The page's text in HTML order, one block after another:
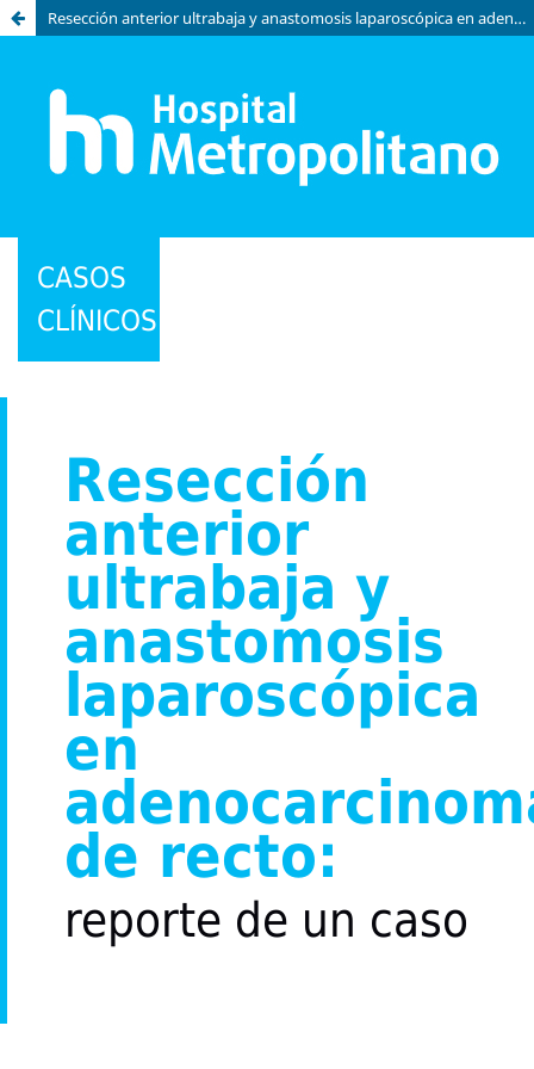
Resección anterior ultrabaja y anastomosis laparoscópica en adenocarcinoma de recto: reporte de un caso